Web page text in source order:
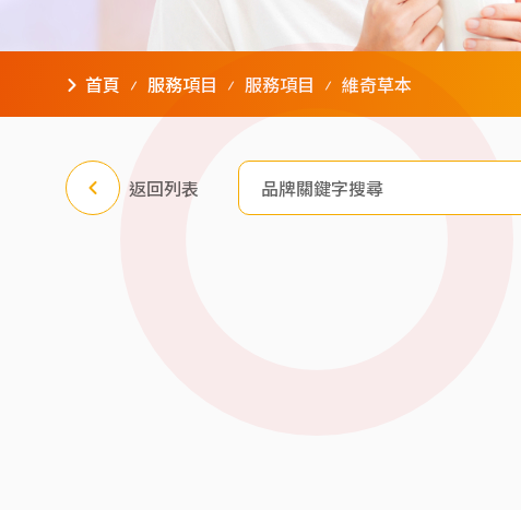
首頁 服務項目 服務項目 維奇草本
返回列表